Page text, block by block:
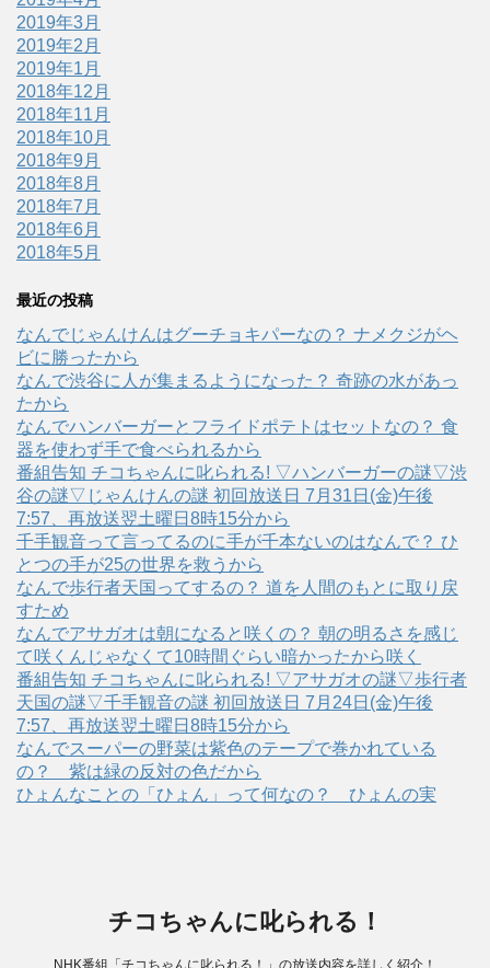
2019年3月
2019年2月
2019年1月
2018年12月
2018年11月
2018年10月
2018年9月
2018年8月
2018年7月
2018年6月
2018年5月
最近の投稿
なんでじゃんけんはグーチョキパーなの？ ナメクジがヘ
ビに勝ったから
なんで渋谷に人が集まるようになった？ 奇跡の水があっ
たから
なんでハンバーガーとフライドポテトはセットなの？ 食
器を使わず手で食べられるから
番組告知 チコちゃんに叱られる! ▽ハンバーガーの謎▽渋
谷の謎▽じゃんけんの謎 初回放送日 7月31日(金)午後
7:57、再放送翌土曜日8時15分から
千手観音って言ってるのに手が千本ないのはなんで？ ひ
とつの手が25の世界を救うから
なんで歩行者天国ってするの？ 道を人間のもとに取り戻
すため
なんでアサガオは朝になると咲くの？ 朝の明るさを感じ
て咲くんじゃなくて10時間ぐらい暗かったから咲く
番組告知 チコちゃんに叱られる! ▽アサガオの謎▽歩行者
天国の謎▽千手観音の謎 初回放送日 7月24日(金)午後
7:57、再放送翌土曜日8時15分から
なんでスーパーの野菜は紫色のテープで巻かれている
の？ 紫は緑の反対の色だから
ひょんなことの「ひょん」って何なの？ ひょんの実
チコちゃんに叱られる！
NHK番組「チコちゃんに叱られる！」の放送内容を詳しく紹介！